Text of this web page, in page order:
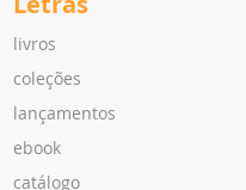
livros
coleções
lançamentos
ebook
catálogo